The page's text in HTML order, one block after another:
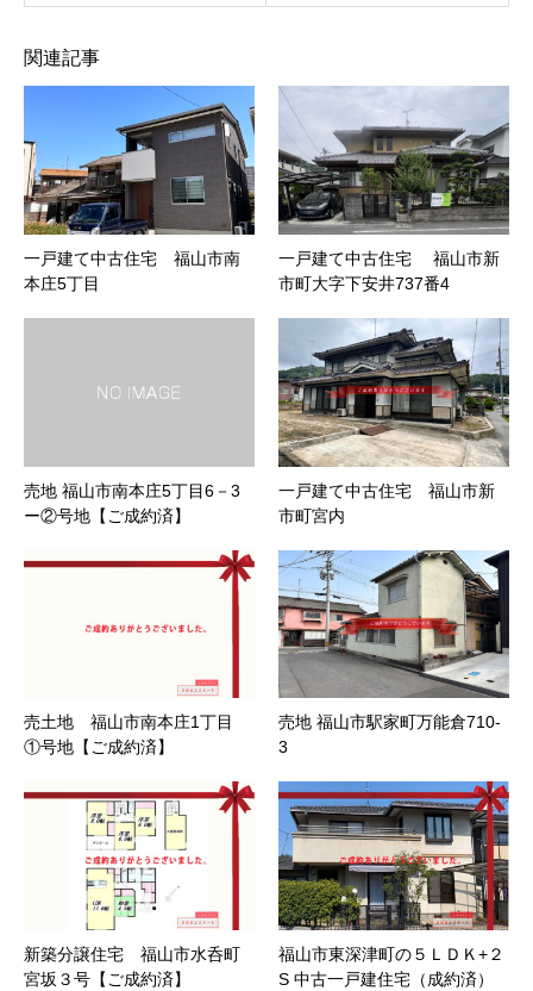
関連記事
一戸建て中古住宅 福山市南
本庄5丁目
一戸建て中古住宅 福山市新
市町大字下安井737番4
売地 福山市南本庄5丁目6－3
ー②号地【ご成約済】
一戸建て中古住宅 福山市新
市町宮内
売土地 福山市南本庄1丁目
①号地【ご成約済】
売地 福山市駅家町万能倉710-
3
新築分譲住宅 福山市水呑町
宮坂３号【ご成約済】
福山市東深津町の５ＬＤＫ+２
S 中古一戸建住宅（成約済）